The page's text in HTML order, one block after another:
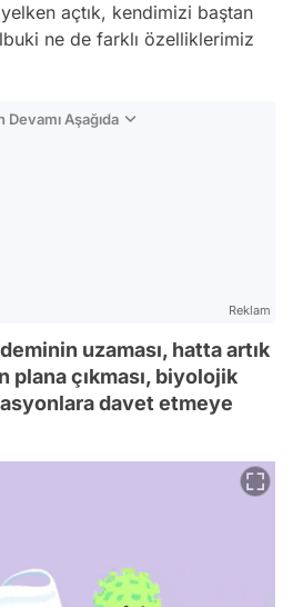
yelken açtık, kendimizi baştan
ne de farklı özelliklerimiz
Devamı Aşağıda
Reklam
uzaması, hatta artık
çıkması, biyolojik
davet etmeye